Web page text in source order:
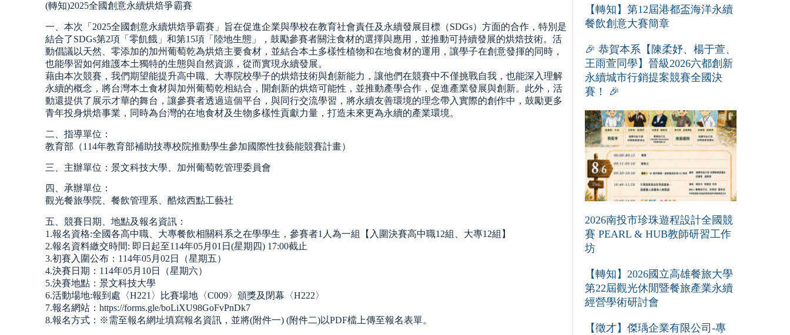
(轉知)2025全國創意永續烘焙爭霸賽
一、本次「2025全國創意永續烘焙爭霸賽」旨在促進企業與學校在教育社會責任及永續發展目標（SDGs）方面的合作，特別是
結合了SDGs第2項「零飢餓」和第15項「陸地生態」，鼓勵參賽者關注食材的選擇與應用，並推動可持續發展的烘焙技術。活
動倡議以天然、零添加的加州葡萄乾為烘焙主要食材，並結合本土多樣性植物和在地食材的運用，讓學子在創意發揮的同時，
也能學習如何維護本土獨特的生態與自然資源，從而實現永續發展。
藉由本次競賽，我們期望能提升高中職、大專院校學子的烘焙技術與創新能力，讓他們在競賽中不僅挑戰自我，也能深入理解
永續的概念，將台灣本土食材與加州葡萄乾相結合，開創新的烘焙可能性，並推動產學合作，促進產業發展與創新。此外，活
動還提供了展示才華的舞台，讓參賽者透過這個平台，與同行交流學習，將永續友善環境的理念帶入實際的創作中，鼓勵更多
青年投身烘焙事業，同時為台灣的在地食材及生物多樣性貢獻力量，打造未來更為永續的產業環境。
二、指導單位：
教育部（114年教育部補助技專校院推動學生參加國際性技藝能競賽計畫）
三、主辦單位：景文科技大學、加州葡萄乾管理委員會
四、承辦單位：
觀光餐旅學院、餐飲管理系、酷炫西點工藝社
五、競賽日期、地點及報名資訊：
1.報名資格:全國各高中職、大專餐飲相關科系之在學學生，參賽者1人為一組【入圍決賽高中職12組、大專12組】
2.報名資料繳交時間: 即日起至114年05月01日(星期四) 17:00截止
3.初賽入圍公布：114年05月02日（星期五）
4.決賽日期：114年05月10日（星期六）
5.決賽地點：景文科技大學
6.活動場地:報到處〈H221〉比賽場地〈C009〉頒獎及閉幕〈H222〉
7.報名網站：https://forms.gle/boLiXU98GoFvPnDk7
8.報名方式：※需至報名網址填寫報名資訊，並將(附件一) (附件二)以PDF檔上傳至報名表單。
【轉知】第12屆港都盃海洋永續
餐飲創意大賽簡章
🎉 恭賀本系【陳柔妤、楊于萱、
王雨萱同學】晉級2026六都創新
永續城市行銷提案競賽全國決
賽！ 🎉
2026南投市珍珠遊程設計全國競
賽 PEARL & HUB教師研習工作
坊
【轉知】2026國立高雄餐旅大學
第22屆觀光休閒暨餐旅產業永續
經營學術研討會
【徵才】傑瑀企業有限公司-專